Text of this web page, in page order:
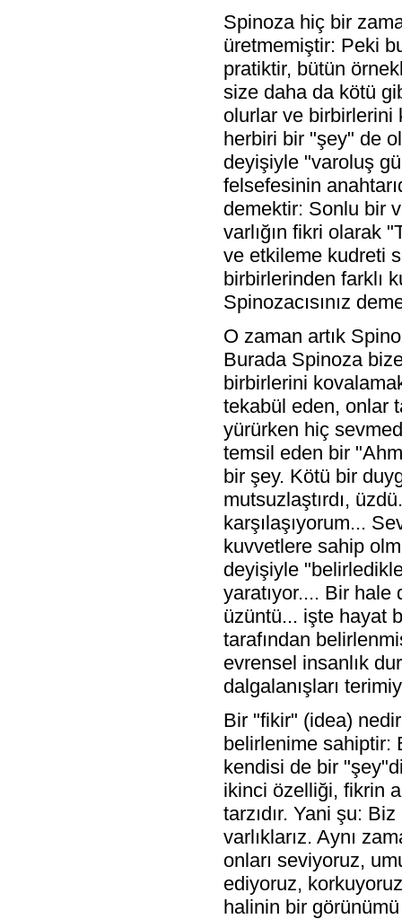
Spinoza hiç bir
üretmemiştir: Peki
pratiktir, bütün
size daha da kötü
olurlar ve birbirlerini
herbiri bir "şey" de
deyişiyle "varoluş
felsefesinin
demektir: Sonlu bir
varlığın fikri olarak
ve etkileme kudreti
birbirlerinden farklı
Spinozacısınız
O zaman artık
Burada Spinoza
birbirlerini
tekabül eden, onlar
yürürken hiç
temsil eden bir
bir şey. Kötü bir
mutsuzlaştırdı,
karşılaşıyorum...
kuvvetlere sahip
deyişiyle
yaratıyor.... Bir
üzüntü... işte hayat
tarafından
evrensel insanlık
dalgalanışları
Bir "fikir" (idea)
belirlenime sahiptir:
kendisi de bir
ikinci özelliği, fikrin
tarzıdır. Yani şu:
varlıklarız. Aynı
onları seviyoruz,
ediyoruz,
halinin bir